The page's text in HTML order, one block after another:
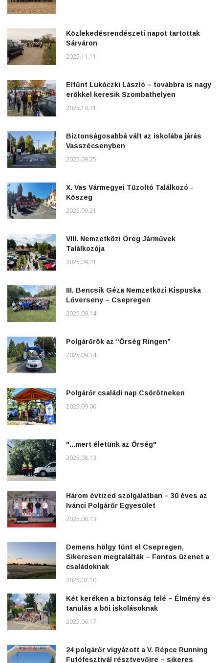
Közlekedésrendészeti napot tartottak
Sárváron
2025.11.11.
Eltűnt Lukóczki László – továbbra is nagy
erőkkel keresik Szombathelyen
2025.10.31.
Biztonságosabbá vált az iskolába járás
Vasszécsenyben
2025.09.25.
X. Vas Vármegyei Tűzoltó Találkozó -
Kőszeg
2025.09.21.
VIII. Nemzetközi Öreg Járművek
Találkozója
2025.09.21.
III. Bencsik Géza Nemzetközi Kispuska
Lőverseny – Csepregen
2025.09.14.
Polgárőrök az “Őrség Ringen”
2025.09.14.
Polgárőr családi nap Csörötneken
2025.09.06.
"...mert életünk az Őrség"
2025.08.13.
Három évtized szolgálatban – 30 éves az
Ivánci Polgárőr Egyesület
2025.08.13.
Demens hölgy tűnt el Csepregen,
Sikeresen megtalálták – Fontos üzenet a
családoknak
2025.07.10.
Két keréken a biztonság felé – Élmény és
tanulás a bői iskolásoknak
2025.06.17.
24 polgárőr vigyázott a V. Répce Running
Futófesztivál résztvevőire – sikeres